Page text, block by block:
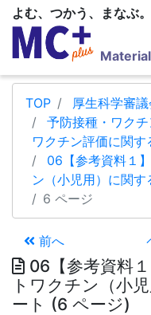
よむ、つかう、まなぶ。
Material
TOP
厚生科学審議
予防接種・ワク
ワクチン評価に関す
06【参考資料１
ン（小児用）に関す
6 ページ
前へ
06【参考資料
トワクチン（小
ート (6 ページ)